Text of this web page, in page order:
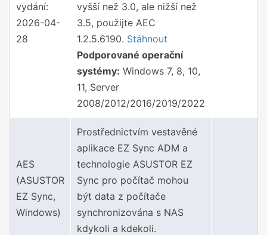
vydání:
2026-04-
28
vyšší než 3.0, ale nižší než
3.5, použijte AEC
1.2.5.6190. Stáhnout
Podporované operační
systémy: Windows 7, 8, 10,
11, Server
2008/2012/2016/2019/2022
AES
(ASUSTOR
EZ Sync,
Windows)
Prostřednictvím vestavěné
aplikace EZ Sync ADM a
technologie ASUSTOR EZ
Sync pro počítač mohou
být data z počítače
synchronizována s NAS
kdykoli a kdekoli.